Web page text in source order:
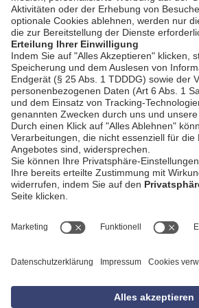
AGB
Datenschutzerklärung
Empfang